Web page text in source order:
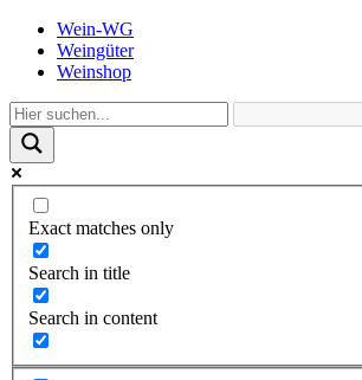
Wein-WG
Weingüter
Weinshop
Exact matches only
Search in title
Search in content